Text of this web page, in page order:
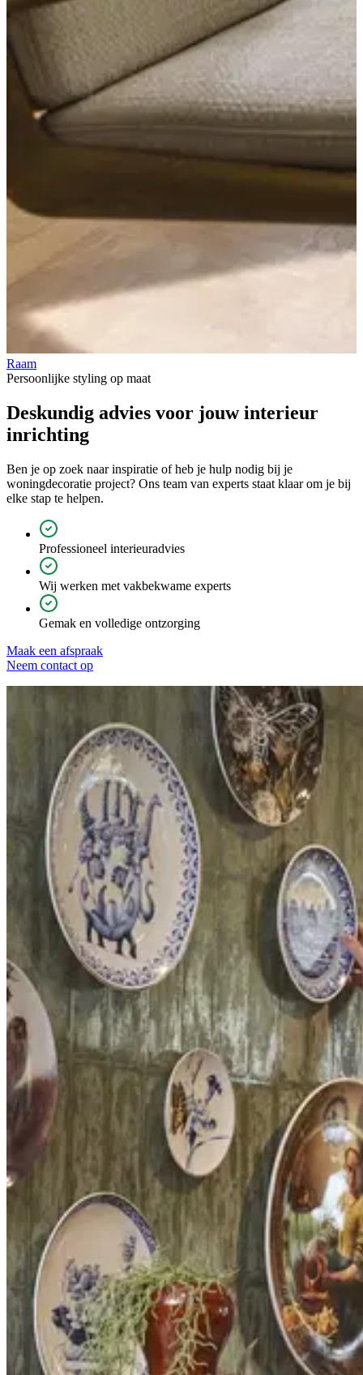
Raam
Persoonlijke styling op maat
Deskundig advies voor jouwinterieur
inrichting
Ben je op zoek naar inspiratie of heb je hulp nodig bij je
woningdecoratie project? Ons team van experts staat klaar om je bij
elke stap te helpen.
Professioneel interieuradvies
Wij werken met vakbekwame experts
Gemak en volledige ontzorging
Maak een afspraak
Neem contact op